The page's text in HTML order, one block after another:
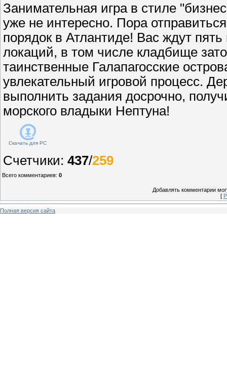
Занимательная игра в стиле
уже не интересно. Пора
порядок в Атлантиде! Вас ждут
локаций, в том числе кладбище
таинственные Галапагосские
увлекательный игровой процесс.
выполнить задания досрочно,
морского владыки Нептуна!
Скачать для PC
Счетчики: 437/259
Всего комментариев: 0
Добавлять комментарии
[
Полная версия сайта